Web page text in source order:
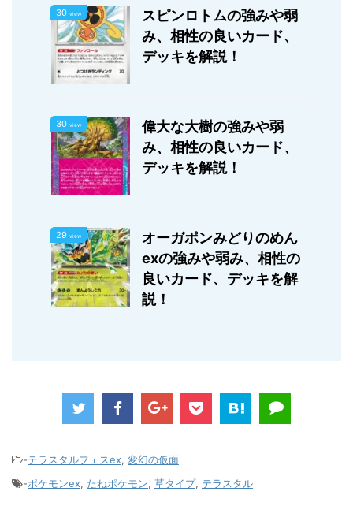
30 view
スピンロトムの強みや弱
み、相性の良いカード、
デッキを解説！
30 view
偉大な大樹の強みや弱
み、相性の良いカード、
デッキを解説！
29 view
オーガポンみどりのめん
exの強みや弱み、相性の
良いカード、デッキを解
説！
-テラスタルフェスex, 変幻の仮面
-ポケモンex, たねポケモン, 草タイプ, テラスタル